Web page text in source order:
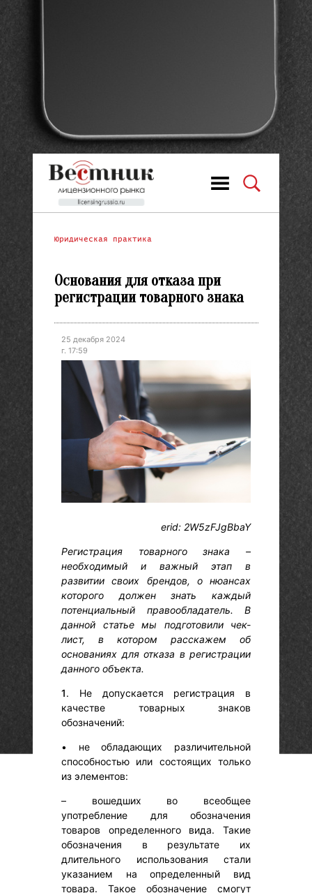
Юридическая практика
Основания для отказа при
регистрации товарного знака
25 декабря 2024
г. 17:59
erid: 2W5zFJgBbaY
Регистрация товарного знака –
необходимый и важный этап в
развитии своих брендов, о нюансах
которого должен знать каждый
потенциальный правообладатель. В
данной статье мы подготовили чек-
лист, в котором расскажем об
основаниях для отказа в регистрации
данного объекта.
1. Не допускается регистрация в
качестве товарных знаков
обозначений:
• не обладающих различительной
способностью или состоящих только
из элементов:
– вошедших во всеобщее
употребление для обозначения
товаров определенного вида. Такие
обозначения в результате их
длительного использования стали
указанием на определенный вид
товара. Такое обозначение смогут